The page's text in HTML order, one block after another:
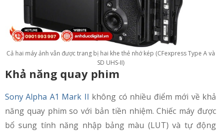
Cả hai máy ảnh vẫn được trang bị hai khe thẻ nhớ kép (CFexpress Type A và
SD UHS-II)
Khả năng quay phim
Sony Alpha A1 Mark II không có nhiều điểm mới về khả
năng quay phim so với bản tiền nhiệm. Chiếc máy được
bổ sung tính năng nhập bảng màu (LUT) và tự động